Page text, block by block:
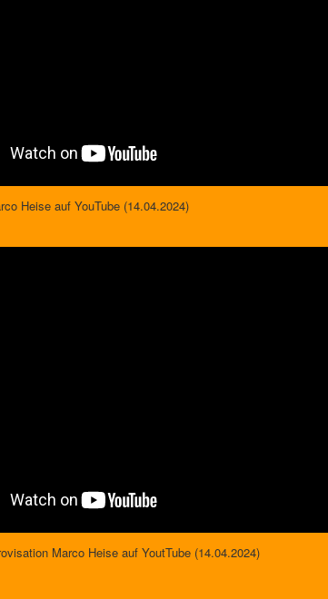
Heise auf YouTube (14.04.2024)
Marco Heise auf YoutTube (14.04.2024)